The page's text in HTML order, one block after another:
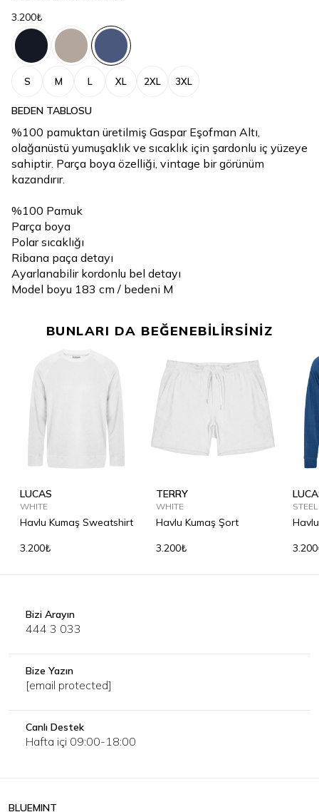
3.200₺
S M L XL 2XL 3XL
BEDEN TABLOSU
%100 pamuktan üretilmiş Gaspar Eşofman Altı,
olağanüstü yumuşaklık ve sıcaklık için şardonlu iç yüzeye
sahiptir. Parça boya özelliği, vintage bir görünüm
kazandırır.
%100 Pamuk
Parça boya
Polar sıcaklığı
Ribana paça detayı
Ayarlanabilir kordonlu bel detayı
Model boyu 183 cm / bedeni M
BUNLARI DA BEĞENEBİLİRSİNİZ
LUCAS
WHITE
Havlu Kumaş Sweatshirt
3.200₺
TERRY
WHITE
Havlu Kumaş Şort
3.200₺
STEEL
Bizi Arayın
444 3 033
Bize Yazın
[email protected]
Canlı Destek
Hafta içi 09:00-18:00
BLUEMINT